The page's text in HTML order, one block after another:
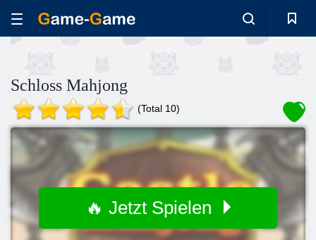
Schloss Mahjong
(Total 10)
🔥 Jetzt Spielen